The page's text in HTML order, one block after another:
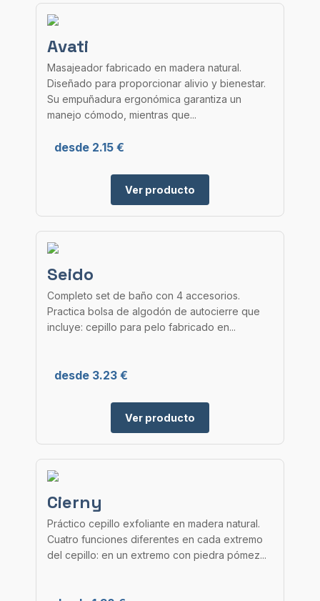
Avati
Masajeador fabricado en madera natural.
Diseñado para proporcionar alivio y bienestar.
Su empuñadura ergonómica garantiza un
manejo cómodo, mientras que...
desde 2.15 €
Ver producto
Seido
Completo set de baño con 4 accesorios.
Practica bolsa de algodón de autocierre que
incluye: cepillo para pelo fabricado en...
desde 3.23 €
Ver producto
Cierny
Práctico cepillo exfoliante en madera natural.
Cuatro funciones diferentes en cada extremo
del cepillo: en un extremo con piedra pómez...